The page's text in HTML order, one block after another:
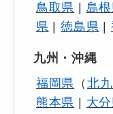
鳥取県
島
県 |徳島県
九州・沖縄
福岡県 （北
熊本県
大